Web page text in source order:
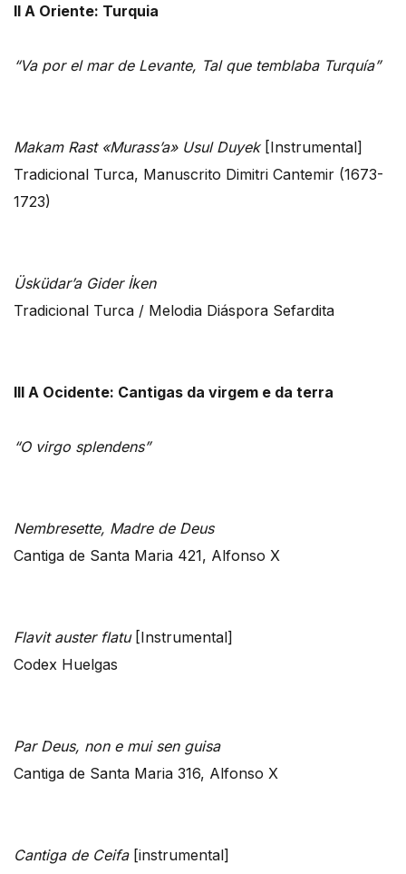
II A Oriente: Turquia
“Va por el mar de Levante, Tal que temblaba Turquía”
Makam Rast «Murass’a» Usul Duyek [Instrumental]
Tradicional Turca, Manuscrito Dimitri Cantemir (1673-
1723)
Üsküdar’a Gider İken
Tradicional Turca / Melodia Diáspora Sefardita
III A Ocidente: Cantigas da virgem e da terra
“O virgo splendens”
Nembresette, Madre de Deus
Cantiga de Santa Maria 421, Alfonso X
Flavit auster flatu [Instrumental]
Codex Huelgas
Par Deus, non e mui sen guisa
Cantiga de Santa Maria 316, Alfonso X
Cantiga de Ceifa [instrumental]